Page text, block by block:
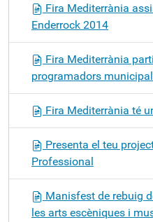
Fira Mediterrània
Enderrock 2014
Fira Mediterrània
programadors
Fira Mediterrània té
Presenta el teu
Professional
Manisfest de rebuig
les arts escèniques i